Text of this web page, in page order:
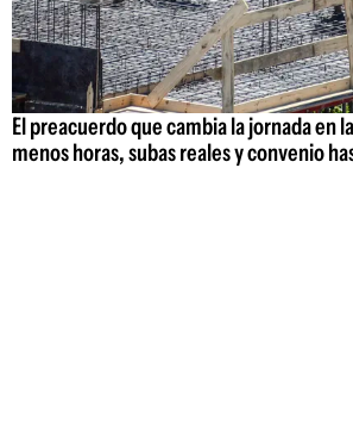
El preacuerdo que cambia la jornada en
menos horas, subas reales y convenio